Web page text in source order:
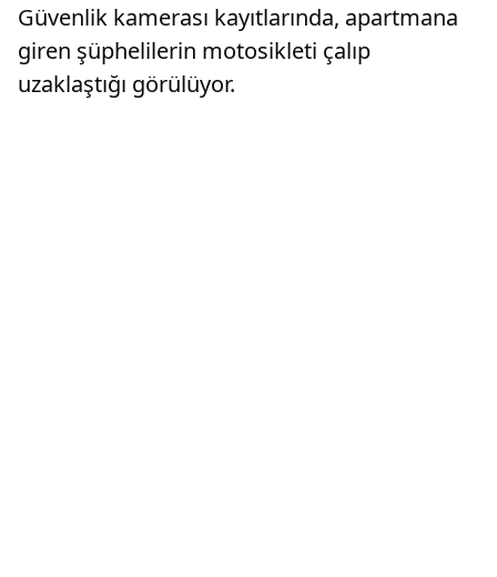
Güvenlik kamerası kayıtlarında, apartmana
giren şüphelilerin motosikleti çalıp
uzaklaştığı görülüyor.